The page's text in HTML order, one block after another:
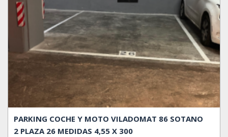
PARKING COCHE Y MOTO VILADOMAT 86 SOTANO
2 PLAZA 26 MEDIDAS 4,55 X 300